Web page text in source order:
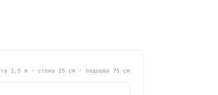
1,5 м · стена 25 см · подошва 75 см